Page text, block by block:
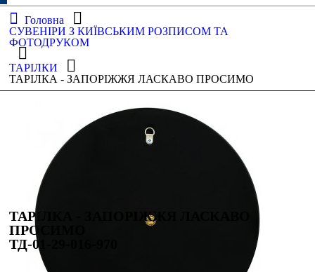
Головна
СУВЕНІРИ З КИЇВСЬКИМ РОЗПИСОМ ТА
ФОТОДРУКОМ
ТАРІЛКИ
ТАРІЛКА - ЗАПОРІЖЖЯ ЛАСКАВО ПРОСИМО
ТАРІЛКА - ЗАПОРІЖЖЯ ЛАСКАВО
ПРОСИМО
ТД-01-29-016-970